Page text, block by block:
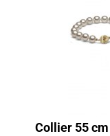
Collier 55